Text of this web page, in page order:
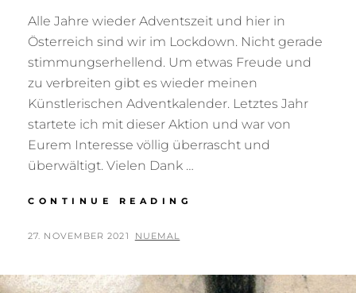
Alle Jahre wieder Adventszeit und hier in
Österreich sind wir im Lockdown. Nicht gerade
stimmungserhellend. Um etwas Freude und
zu verbreiten gibt es wieder meinen
Künstlerischen Adventkalender. Letztes Jahr
startete ich mit dieser Aktion und war von
Eurem Interesse völlig überrascht und
überwältigt. Vielen Dank …
CONTINUE READING
POSTED
27. NOVEMBER 2021 BY
NUEMAL